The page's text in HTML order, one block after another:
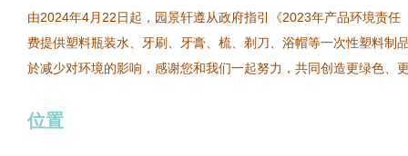
由2024年4月22日起，园景轩遵从政府指引《2023年产品环境责任
费提供塑料瓶装水、牙刷、牙膏、梳、剃刀、浴帽等一次性塑料制
於减少对环境的影响，感谢您和我们一起努力，共同创造更绿色、
位置